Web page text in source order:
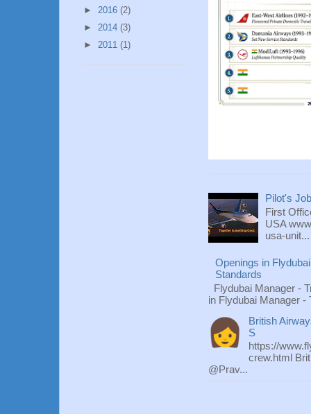
Pilot's
First
USA
usa-unit...
Openings in
Standards
Flydubai Manager -
in Flydubai Manager -
British
S
https://
crew.html
@Prav...
► 2016 (2)
► 2014 (3)
► 2011 (1)